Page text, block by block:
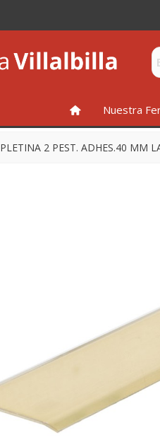
INICIONuestra
PLETINA 2 PEST. ADHES.40 MM